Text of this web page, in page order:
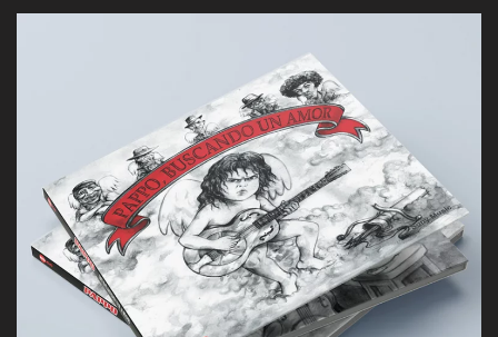
Sistema de identidad para una de las figuras más
influyentes del rock y el blues en Latinoamérica.
[VER CASO]